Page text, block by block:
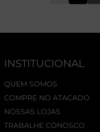
INSTITUCIONAL
QUEM SOMOS
COMPRE NO ATACADO
NOSSAS LOJAS
TRABALHE CONOSCO